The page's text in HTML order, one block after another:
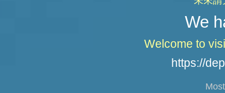
We
Welcome to
https://